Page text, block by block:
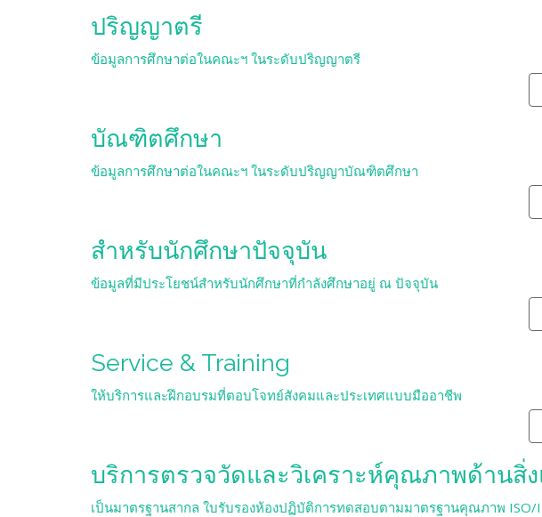
ปริญญาตรี
ข้อมูลการศึกษาต่อในคณะฯ ในระดับปริญญาตรี
บัณฑิตศึกษา
ข้อมูลการศึกษาต่อในคณะฯ ในระดับปริญญาบัณฑิตศึกษา
สำหรับนักศึกษาปัจจุบัน
ข้อมูลที่มีประโยชน์สำหรับนักศึกษาที่กำลังศึกษาอยู่ ณ ปัจจุบัน
Service & Training
ให้บริการและฝึกอบรมที่ตอบโจทย์สังคมและประเทศแบบมืออาชีพ
บริการตรวจวัดและวิเคราะห์คุณภาพด้านสิ่
เป็นมาตรฐานสากล ใบรับรองห้องปฏิบัติการทดสอบตามมาตรฐานคุณภาพ ISO/